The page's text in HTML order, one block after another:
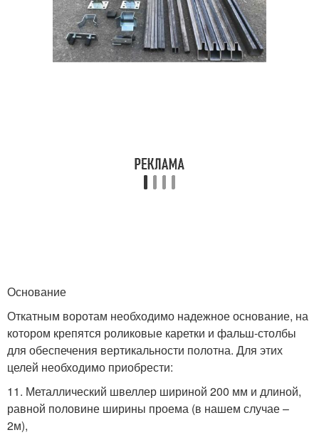
Основание
Откатным воротам необходимо надежное основание, на
котором крепятся роликовые каретки и фальш-столбы
для обеспечения вертикальности полотна. Для этих
целей необходимо приобрести:
11. Металлический швеллер шириной 200 мм и длиной,
равной половине ширины проема (в нашем случае –
2м),